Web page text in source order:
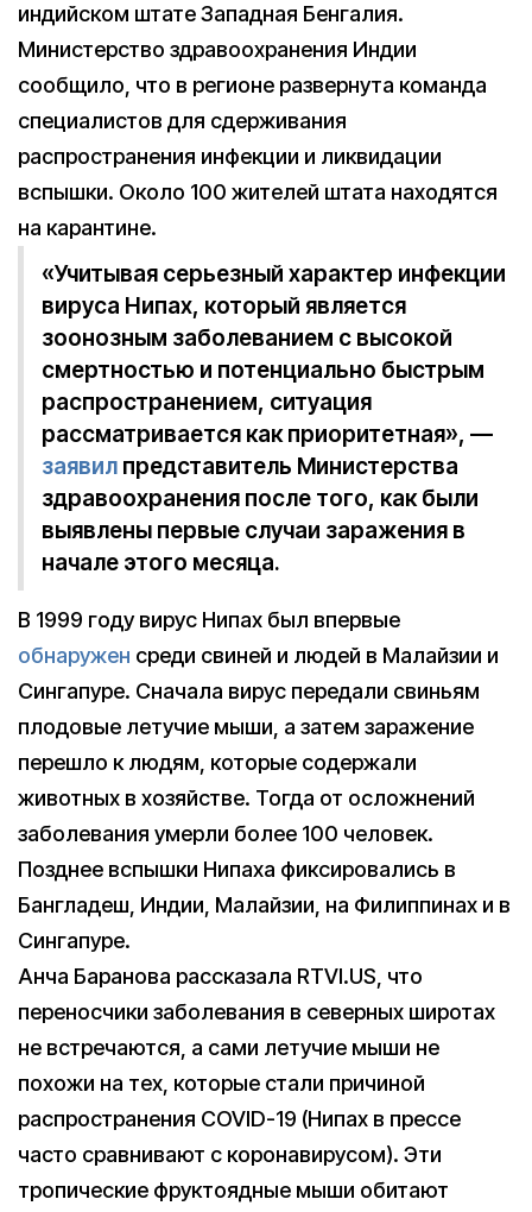
индийском штате Западная Бенгалия.
Министерство здравоохранения Индии
сообщило, что в регионе развернута команда
специалистов для сдерживания
распространения инфекции и ликвидации
вспышки. Около 100 жителей штата находятся
на карантине.
«Учитывая серьезный характер инфекции
вируса Нипах, который является
зоонозным заболеванием с высокой
смертностью и потенциально быстрым
распространением, ситуация
рассматривается как приоритетная», —
заявил представитель Министерства
здравоохранения после того, как были
выявлены первые случаи заражения в
начале этого месяца.
В 1999 году вирус Нипах был впервые
обнаружен среди свиней и людей в Малайзии и
Сингапуре. Сначала вирус передали свиньям
плодовые летучие мыши, а затем заражение
перешло к людям, которые содержали
животных в хозяйстве. Тогда от осложнений
заболевания умерли более 100 человек.
Позднее вспышки Нипаха фиксировались в
Бангладеш, Индии, Малайзии, на Филиппинах и в
Сингапуре.
Анча Баранова рассказала RTVI.US, что
переносчики заболевания в северных широтах
не встречаются, а сами летучие мыши не
похожи на тех, которые стали причиной
распространения COVID-19 (Нипах в прессе
часто сравнивают с коронавирусом). Эти
тропические фруктоядные мыши обитают